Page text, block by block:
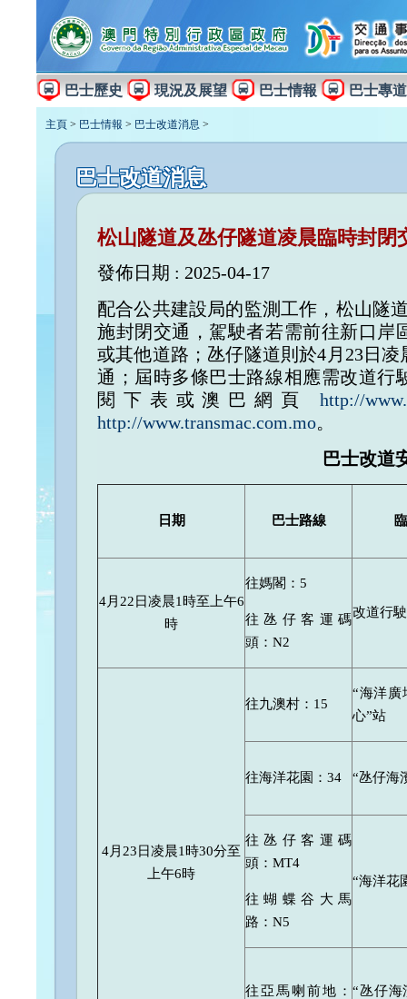
巴士歷史 現況及展望 巴士情報 巴士專道
主頁 > 巴士情報 > 巴士改道消息 >
巴士改道消息
松山隧道及氹仔隧道凌晨臨時封閉
發佈日期 : 2025-04-17
配合公共建設局的監測工作，松山隧
施封閉交通，駕駛者若需前往新口岸
或其他道路；氹仔隧道則於4月23日
通；屆時多條巴士路線相應需改道行
閱下表或澳巴網頁 http://
http://www.transmac.com.mo。
巴士改道
日期 巴士路線
4月22日凌晨1時至上午6
時
往媽閣：5
往氹仔客運碼
頭：N2
改道行
4月23日凌晨1時30分至
上午6時
往九澳村：15
“海洋廣
心”站
往海洋花園：34 “氹仔海
往氹仔客運碼
頭：MT4
往蝴蝶谷大馬
路：N5
“海洋花
往亞馬喇前地： “氹仔海